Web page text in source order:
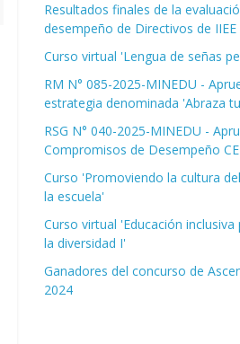
Resultados finales de la
desempeño de Directivos de IIEE
Curso virtual 'Lengua de señas
RM N° 085-2025-MINEDU -
estrategia denominada 'Abraza
RSG N° 040-2025-MINEDU -
Compromisos de Desempeño
Curso 'Promoviendo la cultura
la escuela'
Curso virtual 'Educación
la diversidad I'
Ganadores del concurso de
2024